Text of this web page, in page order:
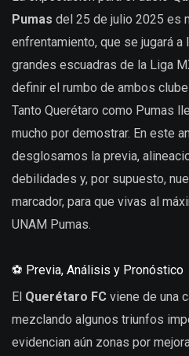
Pumas del 25 de julio 2025 es
enfrentamiento, que se jugará a
grandes escuadras de la Liga
definir el rumbo de ambos
Tanto Querétaro como Pumas
mucho por demostrar. En este
desglosamos la previa,
debilidades y, por supuesto,
marcador, para que vivas al
UNAM Pumas.
⚽ Previa, Análisis y Pronóstico
El Querétaro FC viene de una
mezclando algunos triunfos
evidencian aún zonas por